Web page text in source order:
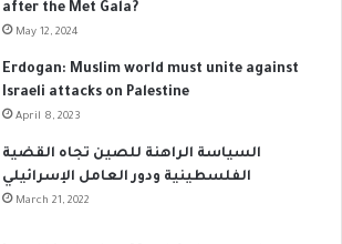
after the Met Gala?
May 12, 2024
Erdogan: Muslim world must unite against
Israeli attacks on Palestine
April 8, 2023
السياسة الراهنة للصين تجاه القضية
الفلسطينية ودور العامل الإسرائيلي
March 21, 2022